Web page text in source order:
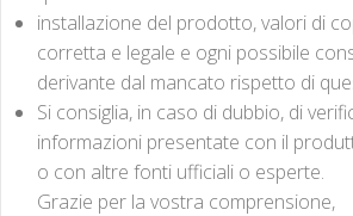
installazione del prodotto, valori di
corretta e legale e ogni possibile
derivante dal mancato rispetto di
Si consiglia, in caso di dubbio, di
informazioni presentate con il
o con altre fonti ufficiali o esperte.
Grazie per la vostra comprensione,